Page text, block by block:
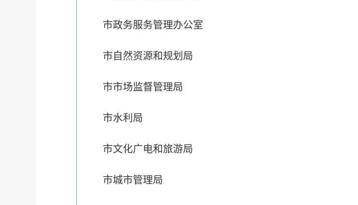
市政务服务管理办公室
市自然资源和规划局
市市场监督管理局
市水利局
市文化广电和旅游局
市城市管理局